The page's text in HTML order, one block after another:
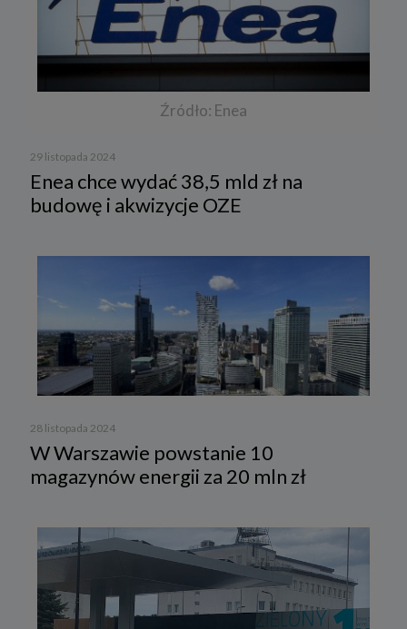
Źródło: Enea
29 listopada 2024
Enea chce wydać 38,5 mld zł na
budowę i akwizycje OZE
28 listopada 2024
W Warszawie powstanie 10
magazynów energii za 20 mln zł